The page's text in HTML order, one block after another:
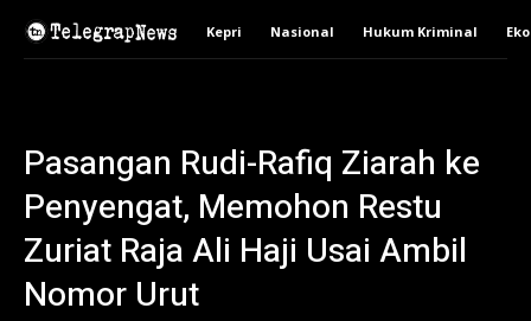
Kepri Nasional Hukum Kriminal
Pasangan Rudi-Rafiq Ziarah ke
Penyengat, Memohon Restu
Zuriat Raja Ali Haji Usai Ambil
Nomor Urut